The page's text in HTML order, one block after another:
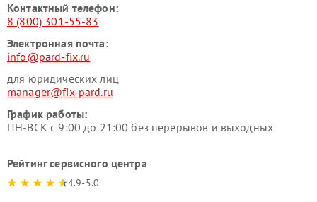
Контактный телефон:
8 (800) 301-55-83
Электронная почта:
info@pard-fix.ru
для юридических лиц
manager@fix-pard.ru
График работы:
ПН-ВСК с 9:00 до 21:00 без перерывов и выходных
Рейтинг сервисного центра
4.9-5.0